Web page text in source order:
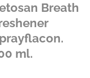
Breath
ml.